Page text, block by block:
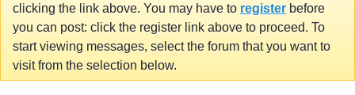
clicking the link above. You may have to register before
you can post: click the register link above to proceed. To
start viewing messages, select the forum that you want to
visit from the selection below.